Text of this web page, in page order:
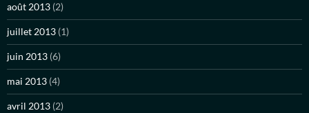
août 2013 (2)
juillet 2013 (1)
juin 2013 (6)
mai 2013 (4)
avril 2013 (2)